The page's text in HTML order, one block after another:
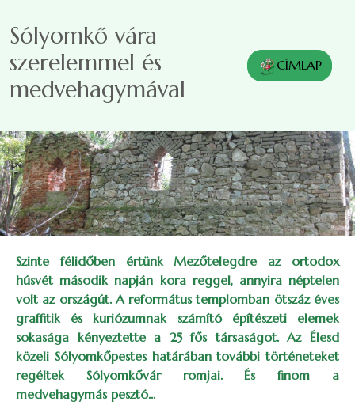
Sólyomkő vára
szerelemmel és
medvehagymával
CÍMLAP
Szinte félidőben értünk Mezőtelegdre az ortodox
húsvét második napján kora reggel, annyira néptelen
volt az országút. A református templomban ötszáz éves
graffitik és kuriózumnak számító építészeti elemek
sokasága kényeztette a 25 fős társaságot. Az Élesd
közeli Sólyomkőpestes határában további történeteket
regéltek Sólyomkővár romjai. És finom a
medvehagymás pesztó...